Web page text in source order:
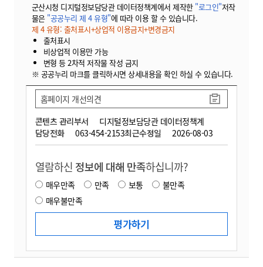
군산시청 디지털정보담당관 데이터정책계에서 제작한 "로그인"저작
물은 "공공누리 제 4 유형"에 따라 이용 할 수 있습니다.
제 4 유형: 출처표시+상업적 이용금지+변경금지
출처표시
비상업적 이용만 가능
변형 등 2차적 저작물 작성 금지
※ 공공누리 마크를 클릭하시면 상세내용을 확인 하실 수 있습니다.
콘텐츠 관리부서
디지털정보담당관 데이터정책계
담당전화
063-454-2153최근수정일 2026-08-03
홈페이지 개선의견
열람하신 정보에 대해 만족하십니까?
매우만족 만족 보통
불만족
매우불만족